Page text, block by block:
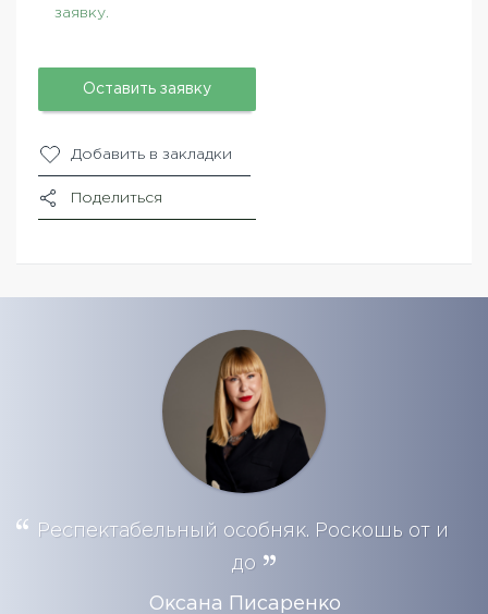
заявку.
Оставить заявку
Добавить в закладки
Поделиться
Респектабельный особняк. Роскошь от и
до
Оксана Писаренко